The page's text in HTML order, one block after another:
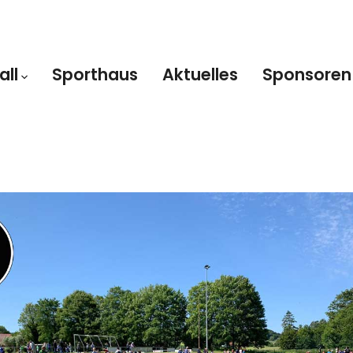
Sporthaus Aktuelles Sponsoren